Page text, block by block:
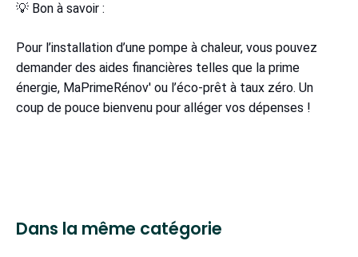
💡 Bon à savoir :
Pour l’installation d’une pompe à chaleur, vous pouvez
demander des aides financières telles que la prime
énergie, MaPrimeRénov' ou l’éco-prêt à taux zéro. Un
coup de pouce bienvenu pour alléger vos dépenses !
Dans la même catégorie